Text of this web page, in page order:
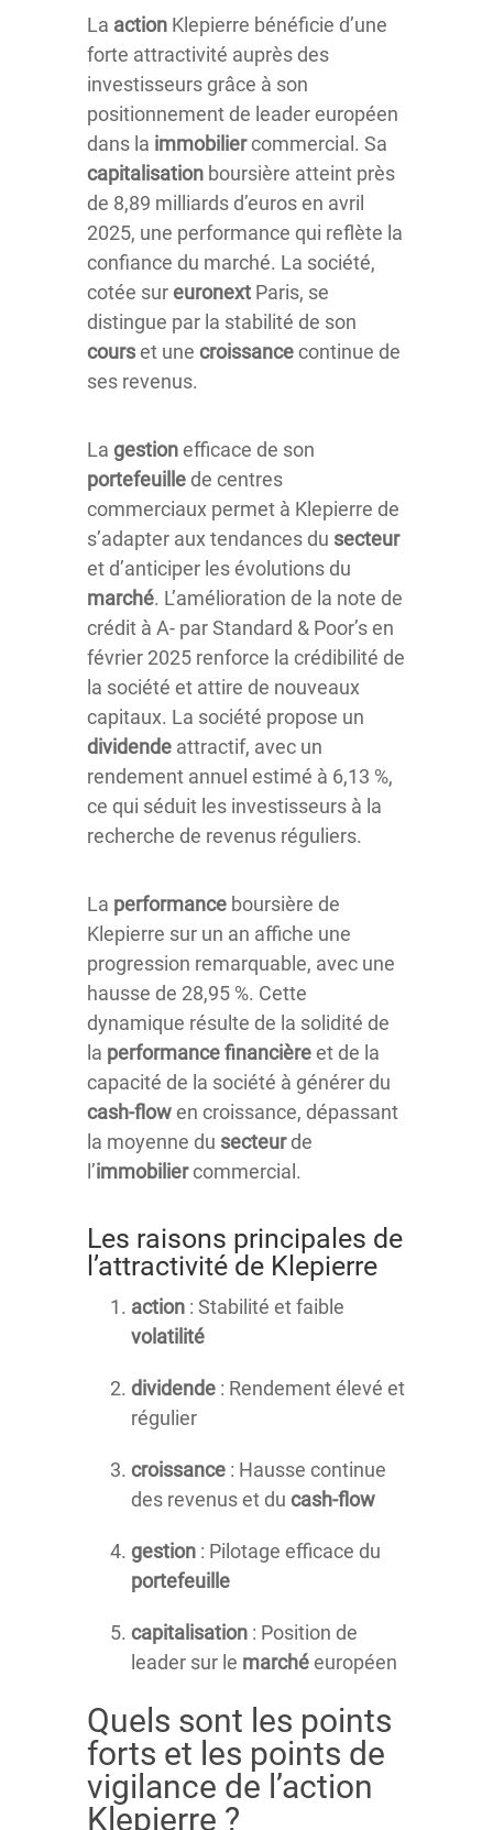
La action Klepierre bénéficie d’une
forte attractivité auprès des
investisseurs grâce à son
positionnement de leader européen
dans la immobiliercommercial. Sa
capitalisation boursière atteint près
de 8,89 milliards d’euros en avril
2025, une performance qui reflète la
confiance du marché. La société,
cotée sureuronext Paris, se
distingue par la stabilité de son
courset une croissancecontinue de
ses revenus.
La gestionefficace de son
portefeuille de centres
commerciaux permet à Klepierre de
s’adapter aux tendances du secteur
et d’anticiper les évolutions du
marché. L’amélioration de la note de
crédit à A- par Standard & Poor’s en
février 2025 renforce la crédibilité de
la société et attire de nouveaux
capitaux. La société propose un
dividende attractif, avec un
rendement annuel estimé à 6,13 %,
ce qui séduit les investisseurs à la
recherche de revenus réguliers.
La performance boursière de
Klepierre sur un an affiche une
progression remarquable, avec une
hausse de 28,95 %. Cette
dynamique résulte de la solidité de
la performance financièreet de la
capacité de la société à générer du
cash-flowen croissance, dépassant
la moyenne du secteurde
l’immobiliercommercial.
Les raisons principales de
l’attractivité de Klepierre
action : Stabilité et faible
volatilité
dividende : Rendement élevé et
régulier
croissance : Hausse continue
des revenus et du cash-flow
gestion : Pilotage efficace du
portefeuille
capitalisation : Position de
leader sur le marchéeuropéen
Quels sont les points
forts et les points de
vigilance de l’action
Klepierre ?